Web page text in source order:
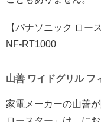
【パナソニック ロー
NF-RT1000
山善 ワイドグリル フ
家電メーカーの山善